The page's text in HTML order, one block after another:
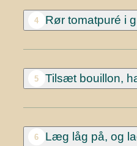
4 Rør tomatpuré i
5 Tilsæt bouillon,
6
Læg låg på, og